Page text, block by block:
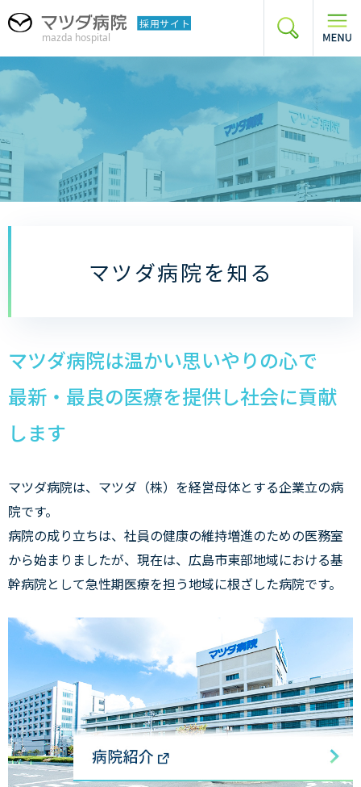
グ
ロ
バ
ナ
ビ
ゲ
ー
シ
ン
本
文
フ
ッ
ー
マツダ病院を知る
マツダ病院は温かい思いやりの心で
最新・最良の医療を提供し社会に貢献
します
マツダ病院は、マツダ（株）を経営母体とする企業立の病
院です。
病院の成り立ちは、社員の健康の維持増進のための医務室
から始まりましたが、現在は、広島市東部地域における基
幹病院として急性期医療を担う地域に根ざした病院です。